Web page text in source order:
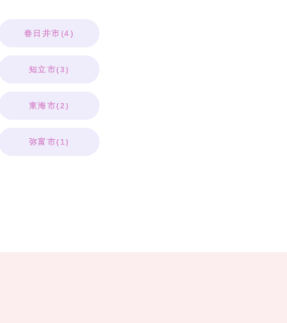
春日井市(4)
知立市(3)
東海市(2)
弥富市(1)